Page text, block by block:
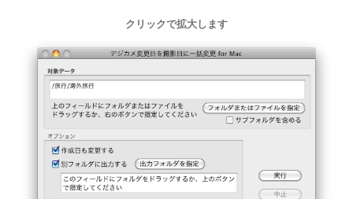
クリックで拡大します